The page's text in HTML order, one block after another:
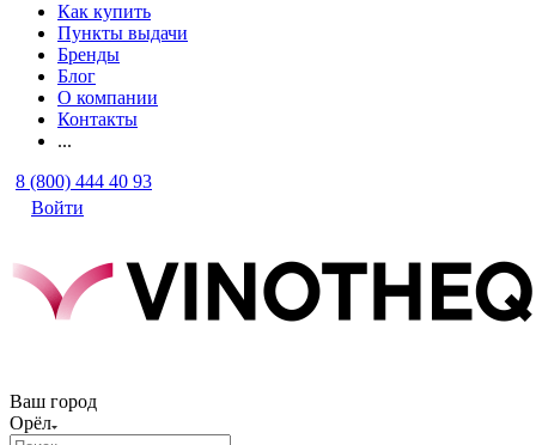
Как купить
Пункты выдачи
Бренды
Блог
О компании
Контакты
...
8 (800) 444 40 93
Войти
Ваш город
Орёл